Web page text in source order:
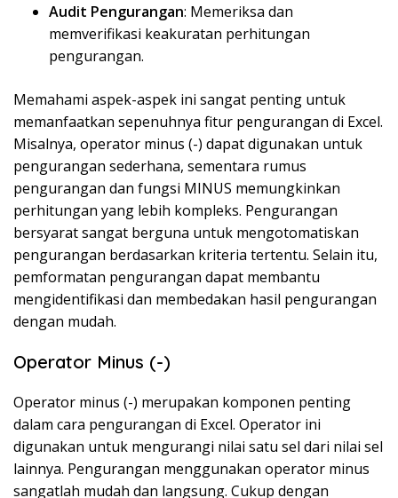
Audit Pengurangan: Memeriksa dan
memverifikasi keakuratan perhitungan
pengurangan.
Memahami aspek-aspek ini sangat penting untuk
memanfaatkan sepenuhnya fitur pengurangan di Excel.
Misalnya, operator minus (-) dapat digunakan untuk
pengurangan sederhana, sementara rumus
pengurangan dan fungsi MINUS memungkinkan
perhitungan yang lebih kompleks. Pengurangan
bersyarat sangat berguna untuk mengotomatiskan
pengurangan berdasarkan kriteria tertentu. Selain itu,
pemformatan pengurangan dapat membantu
mengidentifikasi dan membedakan hasil pengurangan
dengan mudah.
Operator Minus (-)
Operator minus (-) merupakan komponen penting
dalam cara pengurangan di Excel. Operator ini
digunakan untuk mengurangi nilai satu sel dari nilai sel
lainnya. Pengurangan menggunakan operator minus
sangatlah mudah dan langsung. Cukup dengan